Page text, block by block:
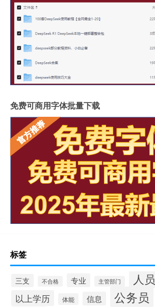
免费可商用字体批量下载
标签
三支 不合格 专业 主管部门 人员
以上学历 体能 信息 公务员